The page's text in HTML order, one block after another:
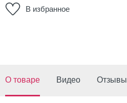
В избранное
О товаре Видео Отзывы